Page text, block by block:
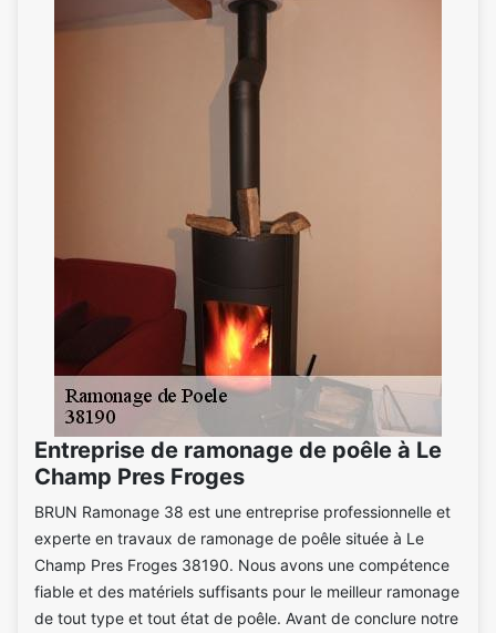
Entreprise de ramonage de poêle à Le
Champ Pres Froges
BRUN Ramonage 38 est une entreprise professionnelle et
experte en travaux de ramonage de poêle située à Le
Champ Pres Froges 38190. Nous avons une compétence
fiable et des matériels suffisants pour le meilleur ramonage
de tout type et tout état de poêle. Avant de conclure notre